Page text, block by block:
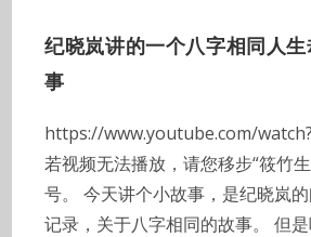
纪晓岚讲的一个八字相同人
事
https://www.youtube.com/
若视频无法播放，请您移步“筱竹
号。 今天讲个小故事，是纪晓岚
记录，关于八字相同的故事。 但